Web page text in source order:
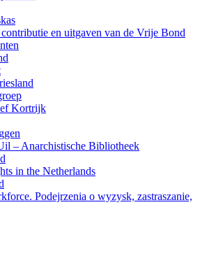
en uitgaven van de Vrije Bond
Kortrijk
– Anarchistische Bibliotheek
in the Netherlands
Podejrzenia o wyzysk, zastraszanie,